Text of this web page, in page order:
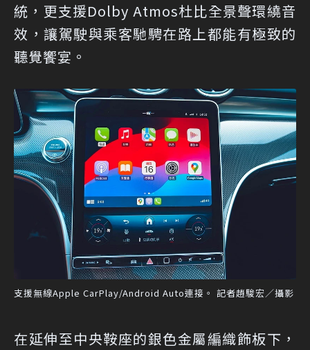
統，更支援Dolby Atmos杜比全景聲環繞音
效，讓駕駛與乘客馳騁在路上都能有極致的
聽覺饗宴。
支援無線Apple CarPlay/Android Auto連接。 記者趙駿宏／攝影
在延伸至中央鞍座的銀色金屬編織飾板下，